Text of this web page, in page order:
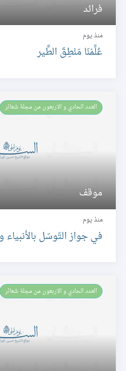
فرائد
منذ يوم
عُلِّمْنَا مَنْطِقَ الطَّير
العـدد الحادي و الاربعون من مجلة شعائر
موقف
منذ يوم
في جواز التّوسّل بالأنبياء
العـدد الحادي و الاربعون من مجلة شعائر